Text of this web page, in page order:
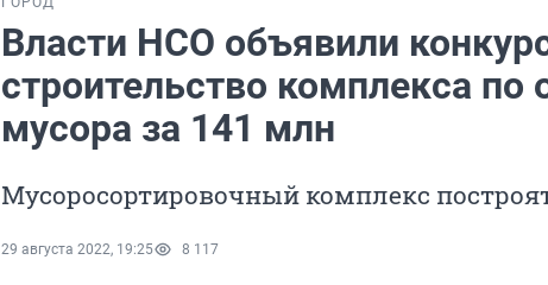
Власти НСО объявили
строительство комплекса по
мусора за 141 млн
Мусоросортировочный комплекс
29 августа 2022, 19:25 8 117